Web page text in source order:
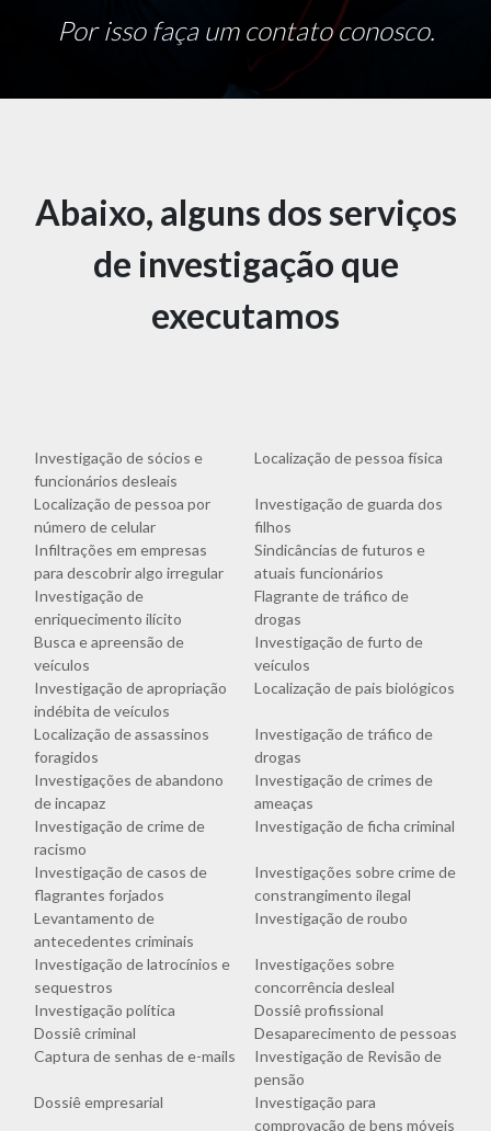
Por isso faça um contato conosco.
Abaixo, alguns dos serviços
de investigação que
executamos
Investigação de sócios e
funcionários desleais
Localização de pessoa física
Localização de pessoa por
número de celular
Investigação de guarda dos
filhos
Infiltrações em empresas
para descobrir algo irregular
Sindicâncias de futuros e
atuais funcionários
Investigação de
enriquecimento ilícito
Flagrante de tráfico de
drogas
Busca e apreensão de
veículos
Investigação de furto de
veículos
Investigação de apropriação
indébita de veículos
Localização de pais biológicos
Localização de assassinos
foragidos
Investigação de tráfico de
drogas
Investigações de abandono
de incapaz
Investigação de crimes de
ameaças
Investigação de crime de
racismo
Investigação de ficha criminal
Investigação de casos de
flagrantes forjados
Investigações sobre crime de
constrangimento ilegal
Levantamento de
antecedentes criminais
Investigação de roubo
Investigação de latrocínios e
sequestros
Investigações sobre
concorrência desleal
Investigação política
Dossiê profissional
Dossiê criminal
Desaparecimento de pessoas
Captura de senhas de e-mails
Investigação de Revisão de
pensão
Dossiê empresarial
Investigação para
comprovação de bens móveis